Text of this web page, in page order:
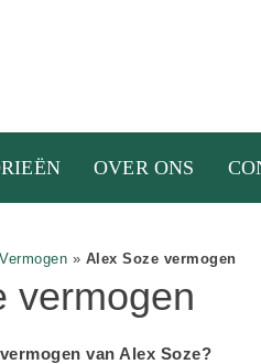
OVER ONS
Vermogen » Alex Soze vermogen
vermogen
van Alex Soze?